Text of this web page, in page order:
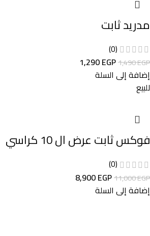
مدريد ثابت
(0)
1,490EGP
1,290EGP
إضافة إلى السلة
للبيع
فوكس ثابت عرض ال 10 كراسي
(0)
11,000EGP
8,900EGP
إضافة إلى السلة